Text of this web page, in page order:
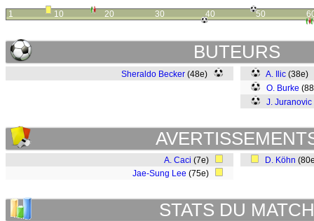
1 10 20 30 40 50
BUTEURS
Sheraldo Becker (48e) A. Ilic (38e)
O. Burke
J. Juranovic
A. Caci (7e)
Jae-Sung Lee (75e)
D. Köhn
STATS DU MATCH